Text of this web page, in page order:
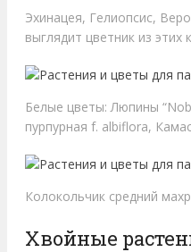
Эхинацея, Гелиопсис,
выглядит цветник из этих
Белые цветы: Люпины
пурпурная f. albiflora,
Колокольчик средний
Хвойные